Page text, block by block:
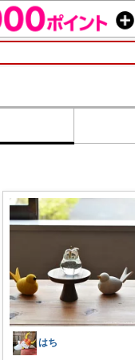
はち